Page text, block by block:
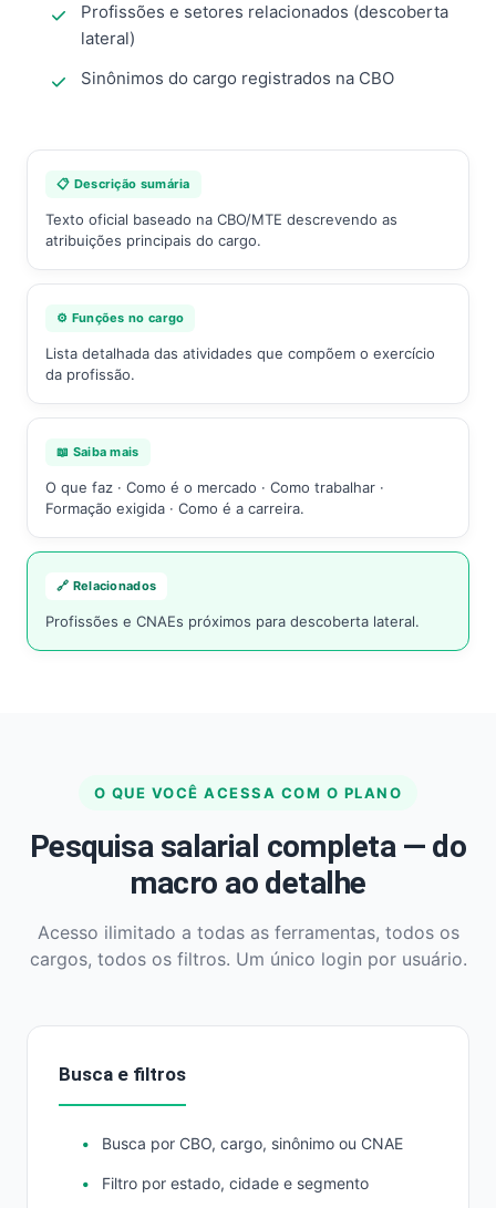
Profissões e setores relacionados (descoberta
lateral)
Sinônimos do cargo registrados na CBO
📋 Descrição sumária
Texto oficial baseado na CBO/MTE descrevendo as
atribuições principais do cargo.
⚙️ Funções no cargo
Lista detalhada das atividades que compõem o exercício
da profissão.
📖 Saiba mais
O que faz · Como é o mercado · Como trabalhar ·
Formação exigida · Como é a carreira.
🔗 Relacionados
Profissões e CNAEs próximos para descoberta lateral.
O QUE VOCÊ ACESSA COM O PLANO
Pesquisa salarial completa — do
macro ao detalhe
Acesso ilimitado a todas as ferramentas, todos os
cargos, todos os filtros. Um único login por usuário.
Busca e filtros
Busca por CBO, cargo, sinônimo ou CNAE
Filtro por estado, cidade e segmento